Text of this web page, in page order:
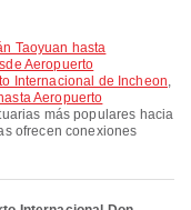
Aeropuerto
Internacional de Incheon,
Aeropuerto
más populares hacia
ofrecen conexiones